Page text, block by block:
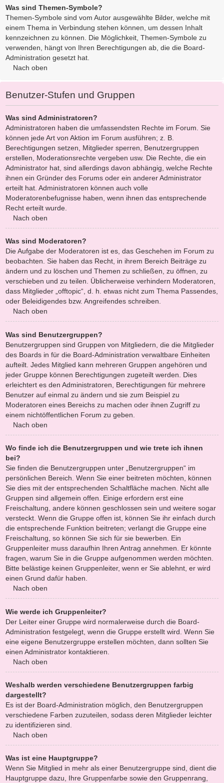
Was sind Themen-Symbole?
Themen-Symbole sind vom Autor ausgewählte Bilder, welche mit
einem Thema in Verbindung stehen können, um dessen Inhalt
kennzeichnen zu können. Die Möglichkeit, Themen-Symbole zu
verwenden, hängt von Ihren Berechtigungen ab, die die Board-
Administration gesetzt hat.
Nach oben
Benutzer-Stufen und Gruppen
Was sind Administratoren?
Administratoren haben die umfassendsten Rechte im Forum. Sie
können jede Art von Aktion im Forum ausführen; z. B.
Berechtigungen setzen, Mitglieder sperren, Benutzergruppen
erstellen, Moderationsrechte vergeben usw. Die Rechte, die ein
Administrator hat, sind allerdings davon abhängig, welche Rechte
ihnen ein Gründer des Forums oder ein anderer Administrator
erteilt hat. Administratoren können auch volle
Moderatorenbefugnisse haben, wenn ihnen das entsprechende
Recht erteilt wurde.
Nach oben
Was sind Moderatoren?
Die Aufgabe der Moderatoren ist es, das Geschehen im Forum zu
beobachten. Sie haben das Recht, in ihrem Bereich Beiträge zu
ändern und zu löschen und Themen zu schließen, zu öffnen, zu
verschieben und zu teilen. Üblicherweise verhindern Moderatoren,
dass Mitglieder „offtopic“, d. h. etwas nicht zum Thema Passendes,
oder Beleidigendes bzw. Angreifendes schreiben.
Nach oben
Was sind Benutzergruppen?
Benutzergruppen sind Gruppen von Mitgliedern, die die Mitglieder
des Boards in für die Board-Administration verwaltbare Einheiten
aufteilt. Jedes Mitglied kann mehreren Gruppen angehören und
jeder Gruppe können Berechtigungen zugeteilt werden. Dies
erleichtert es den Administratoren, Berechtigungen für mehrere
Benutzer auf einmal zu ändern und sie zum Beispiel zu
Moderatoren eines Bereichs zu machen oder ihnen Zugriff zu
einem nichtöffentlichen Forum zu geben.
Nach oben
Wo finde ich die Benutzergruppen und wie trete ich ihnen
bei?
Sie finden die Benutzergruppen unter „Benutzergruppen“ im
persönlichen Bereich. Wenn Sie einer beitreten möchten, können
Sie dies mit der entsprechenden Schaltfläche machen. Nicht alle
Gruppen sind allgemein offen. Einige erfordern erst eine
Freischaltung, andere können geschlossen sein und weitere sogar
versteckt. Wenn die Gruppe offen ist, können Sie ihr einfach durch
die entsprechende Funktion beitreten; verlangt die Gruppe eine
Freischaltung, so können Sie sich für sie bewerben. Ein
Gruppenleiter muss daraufhin Ihren Antrag annehmen. Er könnte
fragen, warum Sie in die Gruppe aufgenommen werden möchten.
Bitte belästige keinen Gruppenleiter, wenn er Sie ablehnt, er wird
einen Grund dafür haben.
Nach oben
Wie werde ich Gruppenleiter?
Der Leiter einer Gruppe wird normalerweise durch die Board-
Administration festgelegt, wenn die Gruppe erstellt wird. Wenn Sie
eine eigene Benutzergruppe erstellen möchten, dann sollten Sie
einen Administrator kontaktieren.
Nach oben
Weshalb werden verschiedene Benutzergruppen farbig
dargestellt?
Es ist der Board-Administration möglich, den Benutzergruppen
verschiedene Farben zuzuteilen, sodass deren Mitglieder leichter
zu identifizieren sind.
Nach oben
Was ist eine Hauptgruppe?
Wenn Sie Mitglied in mehr als einer Benutzergruppe sind, dient die
Hauptgruppe dazu, Ihre Gruppenfarbe sowie den Gruppenrang,